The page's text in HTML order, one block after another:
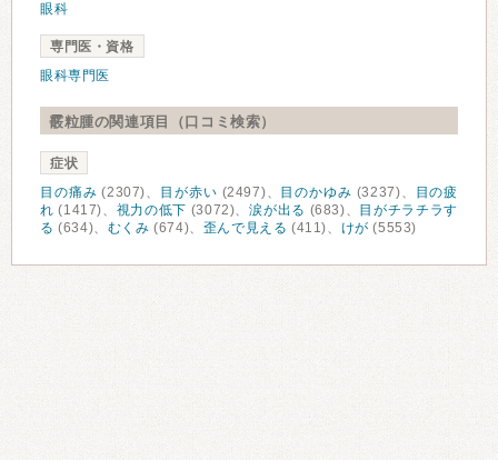
眼科
専門医・資格
眼科専門医
霰粒腫の関連項目（口コミ検索）
症状
目の痛み (2307)、 目が赤い (2497)、 目のかゆみ (3237)、
目の疲
れ (1417)、 視力の低下 (3072)、涙が出る (683)、
目がチラチラす
る (634)、 むくみ (674)、 歪んで見える (411)、 けが (5553)